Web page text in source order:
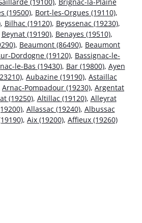
(19500), Bort-les-Orgues (19110),
, Bilhac (19120), Beyssenac (19230),
Beynat (19190), Benayes (19510),
, Beaumont (86490), Beaumont
Dordogne (19120), Bassignac-le-
le-Bas (19430), Bar (19800), Ayen
, Aubazine (19190), Astaillac
Arnac-Pompadour (19230), Argentat
(19250), Altillac (19120), Alleyrat
, Allassac (19240), Albussac
, Aix (19200), Affieux (19260)